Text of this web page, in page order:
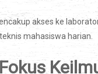
akses ke
mahasiswa harian.